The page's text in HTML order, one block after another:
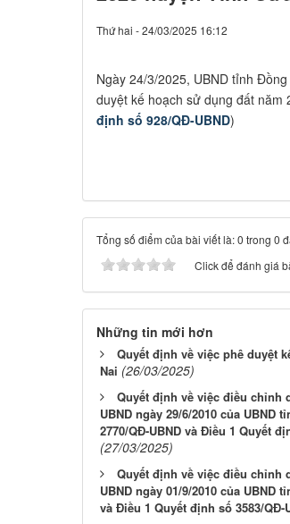
Thứ hai - 24/03/2025 16:12
​Ngày 24/3/2025, UBND tỉnh
duyệt kế hoạch sử dụng đất
định số 928/QĐ-UBND)
Tổng số điểm của bài viết là: 0 trong 0
Click để đánh giá
Những tin mới hơn
Quyết định về việc phê duyệt
Nai (26/03/2025)
Quyết định về việc điều chỉnh
UBND ngày 29/6/2010 của
2770/QĐ-UBND và Điều 1 Quyết
(27/03/2025)
Quyết định về việc điều chỉnh
UBND ngày 01/9/2010 của
và Điều 1 Quyết định số 3583/QĐ-